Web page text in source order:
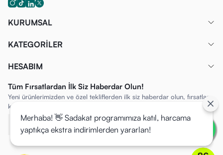
KURUMSAL
KATEGORİLER
HESABIM
Tüm Fırsatlardan İlk Siz Haberdar Olun!
Yeni ürünlerimizden ve özel tekliflerden ilk siz haberdar olun, fırsatları
kaçırmayın!
Merhaba! 👋 Sadakat programımıza katıl, harcama
yaptıkça ekstra indirimlerden yararlan!